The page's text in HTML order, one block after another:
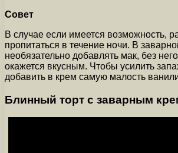
Совет
В случае если имеется возможность,
пропитаться в течение ночи. В
необязательно добавлять мак, без
окажется вкусным. Чтобы усилить
добавить в крем самую малость
Блинный торт с заварным